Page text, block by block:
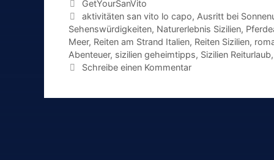
Kategorien
GetYourSanVito
Schlagwörter
aktivitäten san vito lo capo, Ausritt bei
Sehenswürdigkeiten, Naturerlebnis Sizilien,
Meer, Reiten am Strand Italien, Reiten Sizilien,
Abenteuer, sizilien geheimtipps, Sizilien Reiturlaub,
Schreibe einen Kommentar